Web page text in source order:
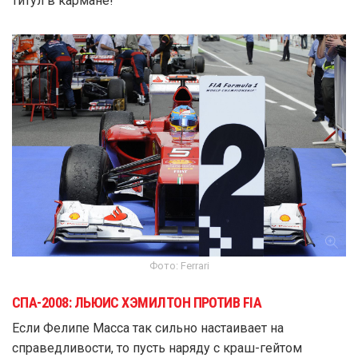
Фото: Ferrari
СПА-2008: ЛЬЮИС ХЭМИЛТОН ПРОТИВ FIA
Если Фелипе Масса так сильно настаивает на
справедливости, то пусть наряду с краш-гейтом